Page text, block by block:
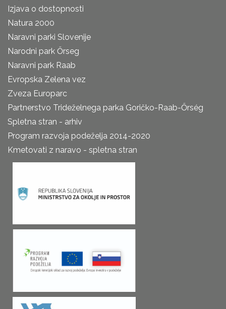
Izjava o dostopnosti
Natura 2000
Naravni parki Slovenije
Narodni park Őrseg
Naravni park Raab
Evropska Zelena vez
Zveza Europarc
Partnerstvo Trideželnega parka Goričko-Raab-Őrség
Spletna stran - arhiv
Program razvoja podeželja 2014-2020
Kmetovati z naravo - spletna stran